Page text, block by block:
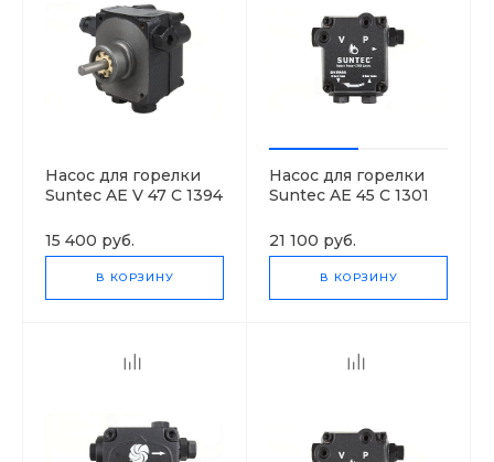
Насос для горелки
Suntec AE V 47 C 1394
15 400 руб.
В КОРЗИНУ
Насос для горелки
Suntec AE 45 C 1301
21 100 руб.
В КОРЗИНУ